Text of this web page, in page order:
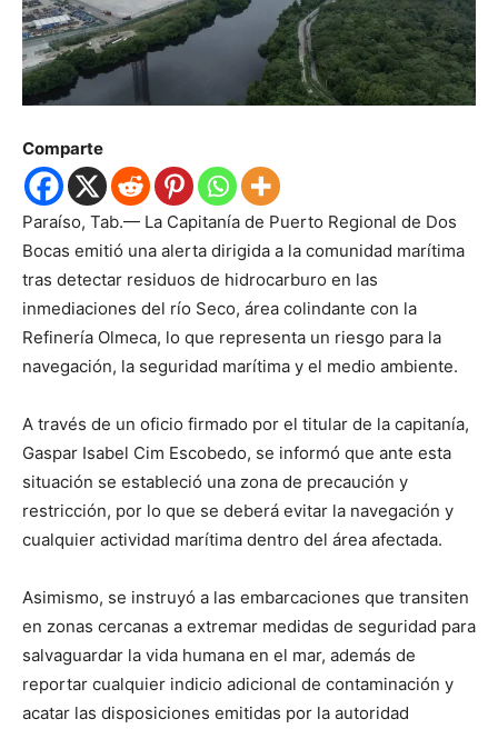
Comparte
Paraíso, Tab.— La Capitanía de Puerto Regional de Dos
Bocas emitió una alerta dirigida a la comunidad marítima
tras detectar residuos de hidrocarburo en las
inmediaciones del río Seco, área colindante con la
Refinería Olmeca, lo que representa un riesgo para la
navegación, la seguridad marítima y el medio ambiente.
A través de un oficio firmado por el titular de la capitanía,
Gaspar Isabel Cim Escobedo, se informó que ante esta
situación se estableció una zona de precaución y
restricción, por lo que se deberá evitar la navegación y
cualquier actividad marítima dentro del área afectada.
Asimismo, se instruyó a las embarcaciones que transiten
en zonas cercanas a extremar medidas de seguridad para
salvaguardar la vida humana en el mar, además de
reportar cualquier indicio adicional de contaminación y
acatar las disposiciones emitidas por la autoridad